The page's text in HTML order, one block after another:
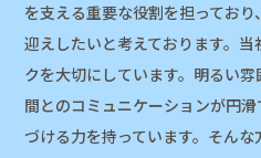
を支える重要な役割を担ってお
迎えしたいと考えております。
クを大切にしています。明るい
間とのコミュニケーションが円
づける力を持っています。そん